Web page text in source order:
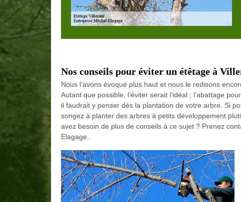
Nos conseils pour éviter un étêtage à
Nous l’avons évoqué plus haut et nous le redisons
Autant que possible, l’éviter serait l’idéal ; l’abattage
il faudrait y penser dès la plantation de votre arbre. Si
songez à planter des arbres à petits développement
avez besoin de plus de conseils à ce sujet ? Prenez
Elagage.